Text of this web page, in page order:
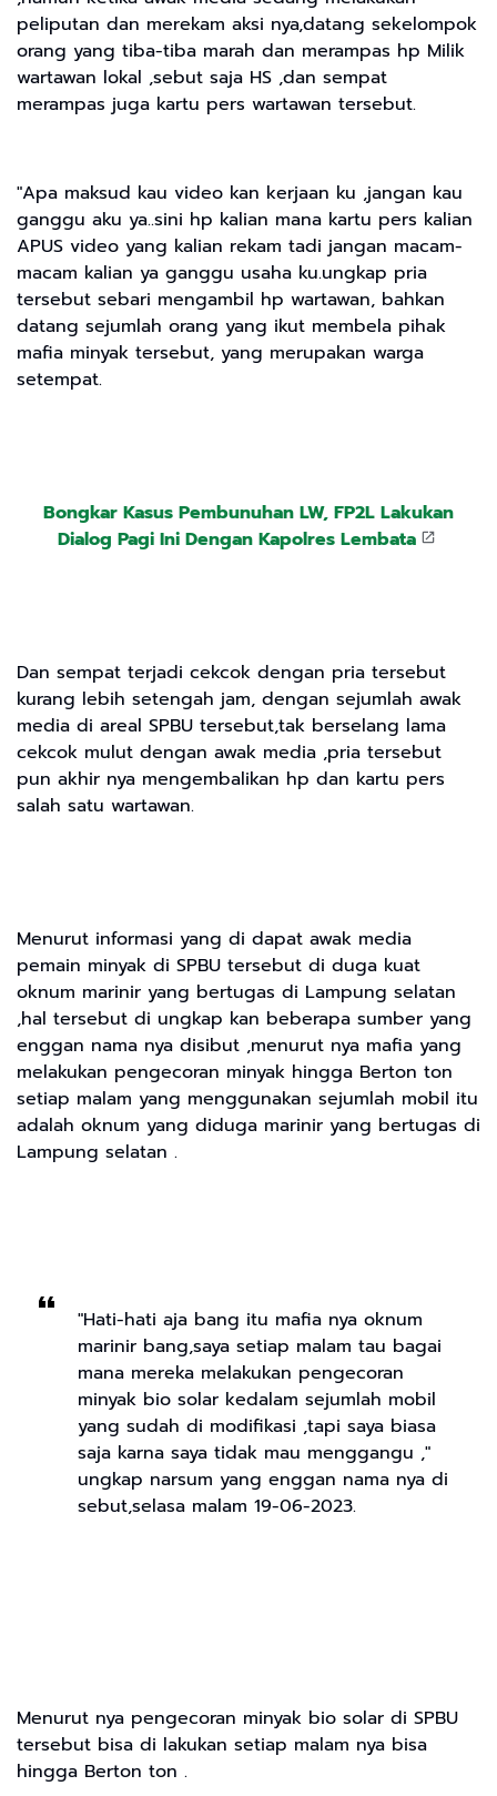
peliputan dan merekam aksi nya,datang sekelompok
orang yang tiba-tiba marah dan merampas hp Milik
wartawan lokal ,sebut saja HS ,dan sempat
merampas juga kartu pers wartawan tersebut.
"Apa maksud kau video kan kerjaan ku ,jangan kau
ganggu aku ya..sini hp kalian mana kartu pers kalian
APUS video yang kalian rekam tadi jangan macam-
macam kalian ya ganggu usaha ku.ungkap pria
tersebut sebari mengambil hp wartawan, bahkan
datang sejumlah orang yang ikut membela pihak
mafia minyak tersebut, yang merupakan warga
setempat.
Bongkar Kasus Pembunuhan LW, FP2L Lakukan
Dialog Pagi Ini Dengan Kapolres Lembata
Dan sempat terjadi cekcok dengan pria tersebut
kurang lebih setengah jam, dengan sejumlah awak
media di areal SPBU tersebut,tak berselang lama
cekcok mulut dengan awak media ,pria tersebut
pun akhir nya mengembalikan hp dan kartu pers
salah satu wartawan.
Menurut informasi yang di dapat awak media
pemain minyak di SPBU tersebut di duga kuat
oknum marinir yang bertugas di Lampung selatan
,hal tersebut di ungkap kan beberapa sumber yang
enggan nama nya disibut ,menurut nya mafia yang
melakukan pengecoran minyak hingga Berton ton
setiap malam yang menggunakan sejumlah mobil itu
adalah oknum yang diduga marinir yang bertugas di
Lampung selatan .
"Hati-hati aja bang itu mafia nya oknum
marinir bang,saya setiap malam tau bagai
mana mereka melakukan pengecoran
minyak bio solar kedalam sejumlah mobil
yang sudah di modifikasi ,tapi saya biasa
saja karna saya tidak mau menggangu ,"
ungkap narsum yang enggan nama nya di
sebut,selasa malam 19-06-2023.
Menurut nya pengecoran minyak bio solar di SPBU
tersebut bisa di lakukan setiap malam nya bisa
hingga Berton ton .